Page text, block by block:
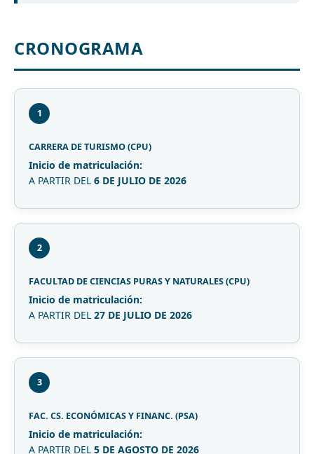
CRONOGRAMA
1
CARRERA DE TURISMO (CPU)
Inicio de matriculación:
A PARTIR DEL 6 DE JULIO DE 2026
2
FACULTAD DE CIENCIAS PURAS Y NATURALES (CPU)
Inicio de matriculación:
A PARTIR DEL 27 DE JULIO DE 2026
3
FAC. CS. ECONÓMICAS Y FINANC. (PSA)
Inicio de matriculación:
A PARTIR DEL 5 DE AGOSTO DE 2026